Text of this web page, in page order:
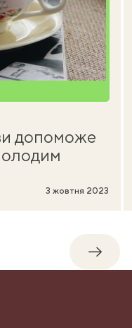
допоможе
3 жовтня 2023